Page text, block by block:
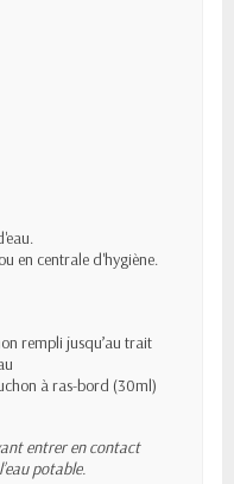
en centrale d'hygiène.
rempli jusqu’au trait
à ras-bord (30ml)
entrer en contact
potable.